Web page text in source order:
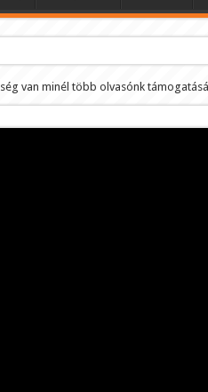
van minél több olvasónk